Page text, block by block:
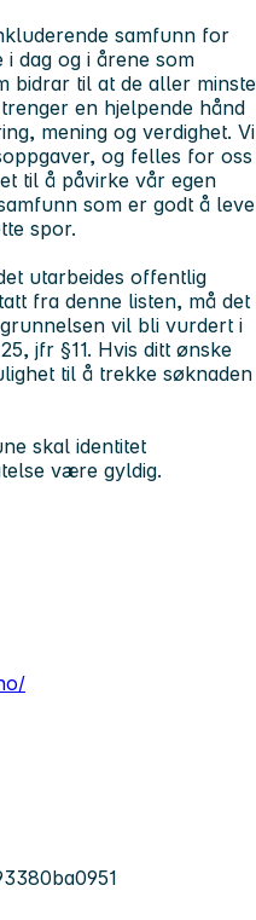
samfunn for
dag og i årene som
bidrar til at de aller minste
en hjelpende hånd
mening og verdighet. Vi
og felles for oss
til å påvirke vår egen
som er godt å leve
spor.
utarbeides offentlig
fra denne listen, må det
vil bli vurdert i
jfr §11. Hvis ditt ønske
til å trekke søknaden
skal identitet
være gyldig.